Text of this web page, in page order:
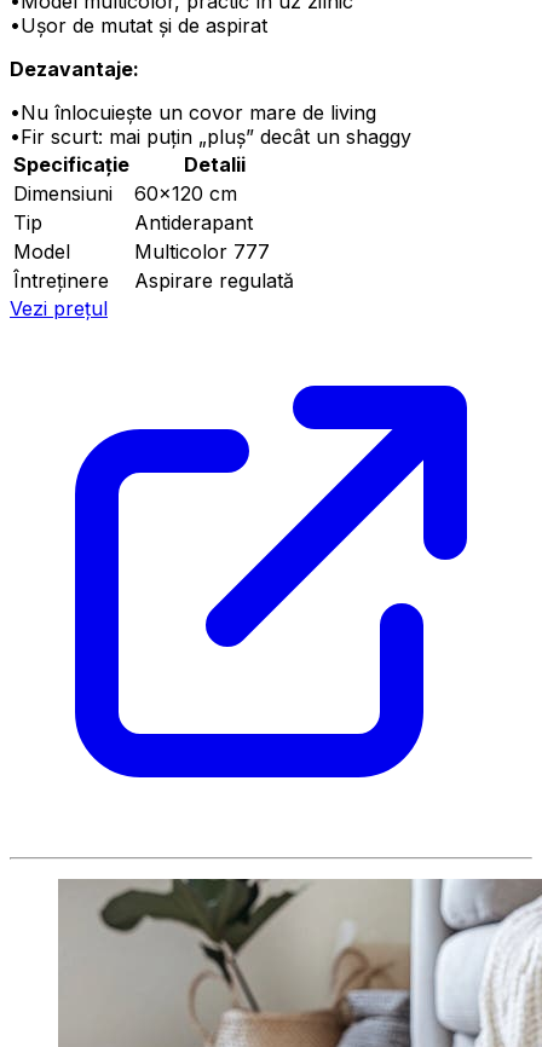
•Ușor de mutat și de aspirat
Dezavantaje:
•Nu înlocuiește un covor mare de living
•Fir scurt: mai puțin „pluș” decât un shaggy
Specificație
Detalii
Dimensiuni
60×120 cm
Tip
Antiderapant
Model
Multicolor 777
Întreținere
Aspirare regulată
Vezi prețul